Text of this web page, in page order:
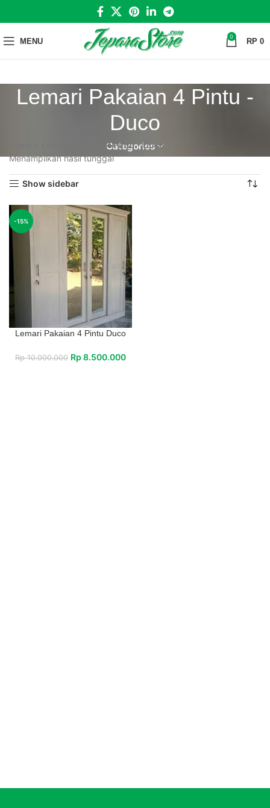
MENU 0 RP 0
Lemari Pakaian 4 Pintu -
Duco
Categories
Lemari Pakaian 4 Pintu - Duco
Menampilkan hasil tunggal
Show sidebar
-15%
Lemari Pakaian 4 Pintu Duco
Rp10.000.000 Rp 8.500.000